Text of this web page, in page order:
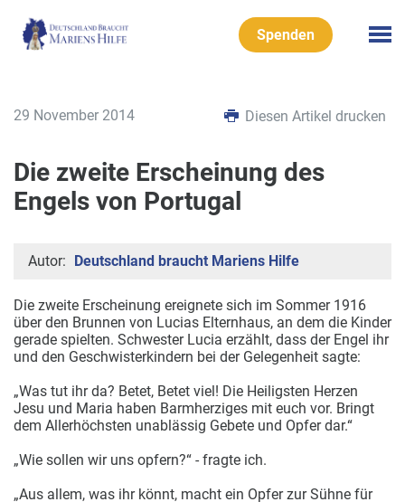
Spenden
29 November 2014 Diesen Artikel drucken
Die zweite Erscheinung des
Engels von Portugal
Autor: Deutschland braucht Mariens Hilfe
Die zweite Erscheinung ereignete sich im Sommer 1916
über den Brunnen von Lucias Elternhaus, an dem die Kinder
gerade spielten. Schwester Lucia erzählt, dass der Engel ihr
und den Geschwisterkindern bei der Gelegenheit sagte:
„Was tut ihr da? Betet, Betet viel! Die Heiligsten Herzen
Jesu und Maria haben Barmherziges mit euch vor. Bringt
dem Allerhöchsten unablässig Gebete und Opfer dar.“
„Wie sollen wir uns opfern?“ - fragte ich.
„Aus allem, was ihr könnt, macht ein Opfer zur Sühne für